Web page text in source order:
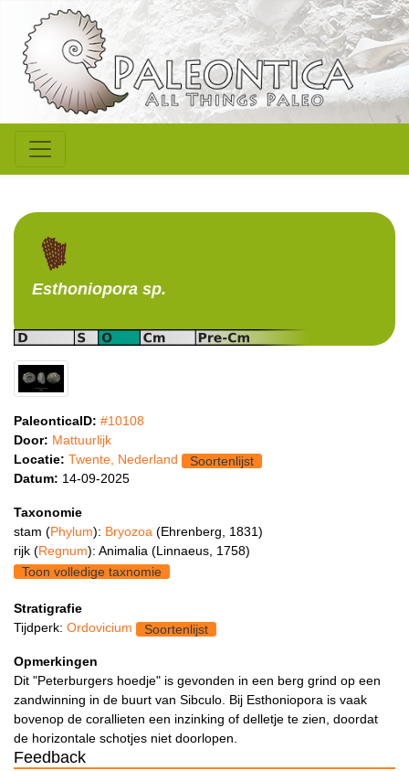
Esthoniopora sp.
PaleonticaID: #10108
Door: Mattuurlijk
Locatie: Twente, Nederland
Soortenlijst
Datum: 14-09-2025
Taxonomie
stam (Phylum): Bryozoa (Ehrenberg, 1831)
rijk (Regnum): Animalia (Linnaeus, 1758)
Toon volledige taxnomie
Stratigrafie
Tijdperk: Ordovicium Soortenlijst
Opmerkingen
Dit "Peterburgers hoedje" is gevonden in een berg grind op een
zandwinning in de buurt van Sibculo. Bij Esthoniopora is vaak
bovenop de corallieten een inzinking of delletje te zien, doordat
de horizontale schotjes niet doorlopen.
Feedback